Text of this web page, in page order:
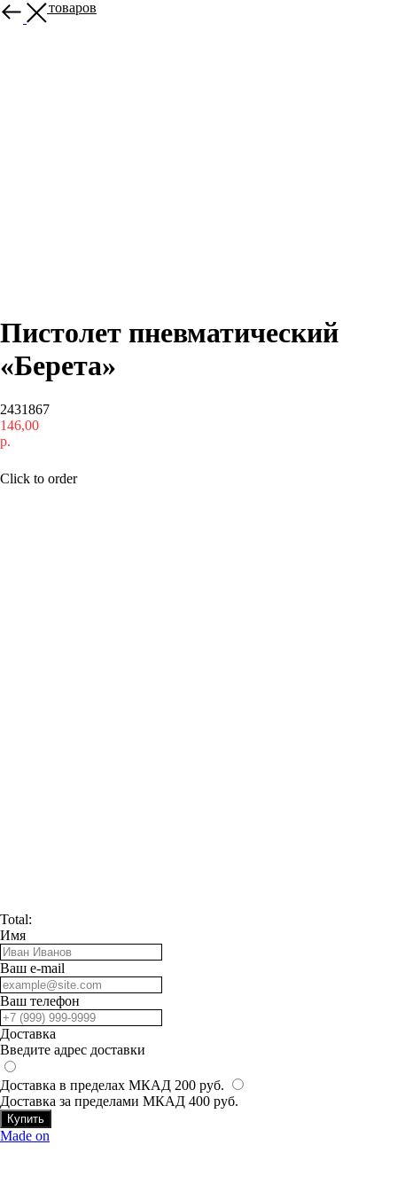
Больше товаров
Пистолет пневматический
«Берета»
2431867
146,00
р.
Click to order
Total:
Имя
Ваш e-mail
Ваш телефон
Доставка
Введите адрес доставки
Доставка в пределах МКАД 200 руб.
Доставка за пределами МКАД 400 руб.
Купить
Made on